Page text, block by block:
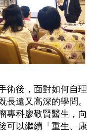
術後，面對如何自理
遠又高深的學問。
專科廖敬賢醫生，向
可以繼續「重生、康